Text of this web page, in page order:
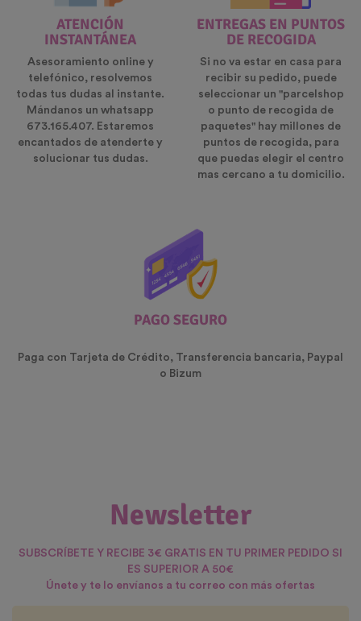
ATENCIÓN
INSTANTÁNEA
Asesoramiento online y
telefónico, resolvemos
todas tus dudas al instante.
Mándanos un whatsapp
673.165.407. Estaremos
encantados de atenderte y
solucionar tus dudas.
ENTREGAS EN PUNTOS
DE RECOGIDA
Si no va estar en casa para
recibir su pedido, puede
seleccionar un "parcelshop
o punto de recogida de
paquetes" hay millones de
puntos de recogida, para
que puedas elegir el centro
mas cercano a tu domicilio.
PAGO SEGURO
Paga con Tarjeta de Crédito, Transferencia bancaria, Paypal
o Bizum
Newsletter
SUBSCRÍBETE Y RECIBE 3€ GRATIS EN TU PRIMER PEDIDO SI
ES SUPERIOR A 50€
Únete y te lo envíanos a tu correo con más ofertas